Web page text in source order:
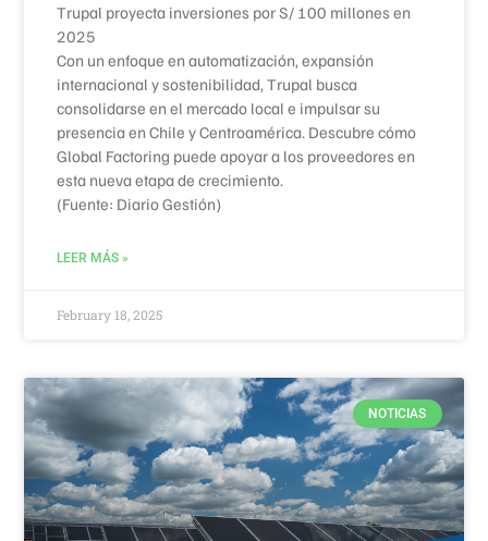
Trupal proyecta inversiones por S/ 100 millones en
2025
Con un enfoque en automatización, expansión
internacional y sostenibilidad, Trupal busca
consolidarse en el mercado local e impulsar su
presencia en Chile y Centroamérica. Descubre cómo
Global Factoring puede apoyar a los proveedores en
esta nueva etapa de crecimiento.
(Fuente: Diario Gestión)
LEER MÁS »
February 18, 2025
NOTICIAS